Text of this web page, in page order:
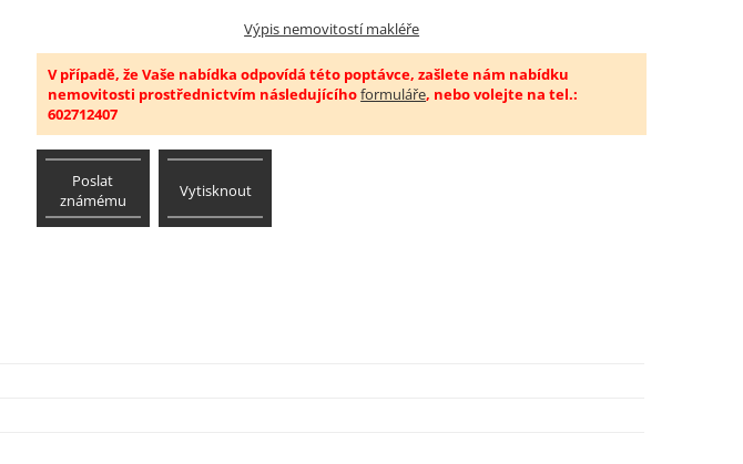
Výpis nemovitostí makléře
V případě, že Vaše nabídka odpovídá této poptávce, zašlete nám nabídku
nemovitosti prostřednictvím následujícíhoformuláře, nebo volejte na tel.:
602712407
Poslat
známému
Vytisknout